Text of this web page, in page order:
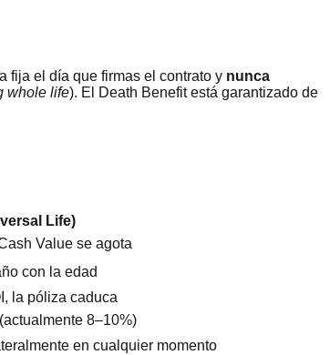
fija el día que firmas el contrato y nunca
whole life). El Death Benefit está garantizado de
Life)
Value se agota
con la edad
la póliza caduca
8–10%)
en cualquier momento